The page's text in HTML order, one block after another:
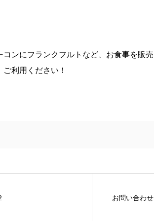
ンにフランクフルトなど、お食事を販
利用ください！
お問い合わ